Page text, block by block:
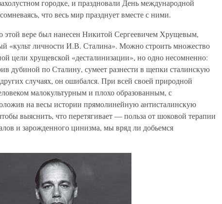
городке, и праздновали День международной
что весь мир празднует вместе с ними.
вере был нанесен Никитой Сергеевичем Хрущевым,
«культ личности И.В. Сталина». Можно строить множество
цели хрущевской «десталинизации», но одно несомненно:
дубиной по Сталину, сумеет разнести в щепки сталинскую
случаях, он ошибался. При всей своей природной
малокультурным и плохо образованным, с
на весы истории прямолинейную антисталинскую
выяснить, что перетягивает — польза от шоковой терапии
и зарожденного цинизма, мы вряд ли добьемся